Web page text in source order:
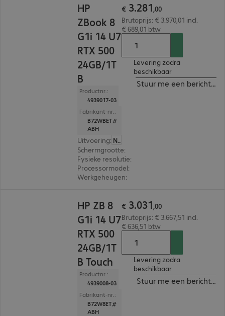
HP
ZBook 8
G1i 14 U7
RTX 500
24GB/1T
B
Productnr.:
4939017-03
Fabrikant-nr.:
B72WBET#
ABH
Uitvoering:
Nederland
Schermgrootte:
Fysieke resolutie:
Processormodel:
Werkgeheugen:
€ 3.281,00
Brutoprijs: € 3.970,01 incl.
€ 689,01 btw
Levering zodra
beschikbaar
Stuur me een bericht
HP ZB 8
G1i 14 U7
RTX 500
24GB/1T
B Touch
Productnr.:
4939008-03
Fabrikant-nr.:
B72W8ET#
ABH
€ 3.031,00
Brutoprijs: € 3.667,51 incl.
€ 636,51 btw
Levering zodra
beschikbaar
Stuur me een bericht